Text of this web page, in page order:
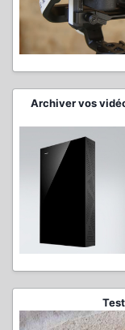
Archiver vos